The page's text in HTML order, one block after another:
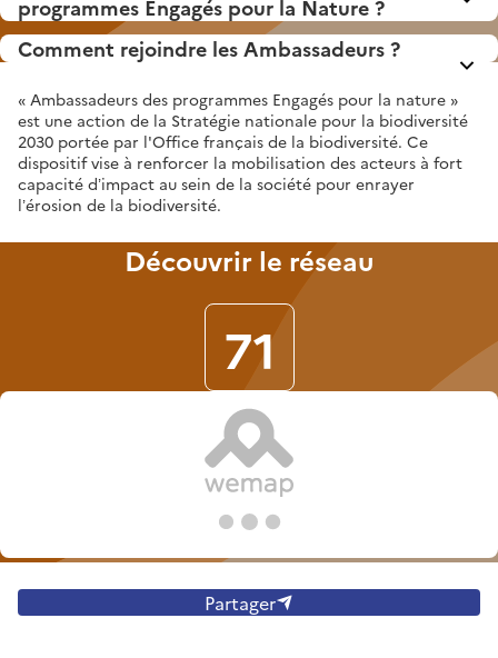
programmes Engagés pour la Nature ?
Comment rejoindre les Ambassadeurs ?
« Ambassadeurs des programmes Engagés pour la nature »
est une action de la Stratégie nationale pour la biodiversité
2030 portée par l'Office français de la biodiversité. Ce
dispositif vise à renforcer la mobilisation des acteurs à fort
capacité d’impact au sein de la société pour enrayer
l’érosion de la biodiversité.
Découvrir le réseau
71
Partager